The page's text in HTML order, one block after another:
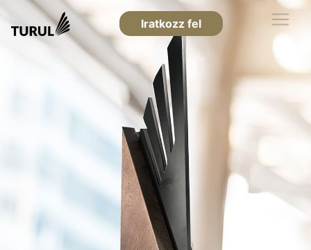
Iratkozz fel